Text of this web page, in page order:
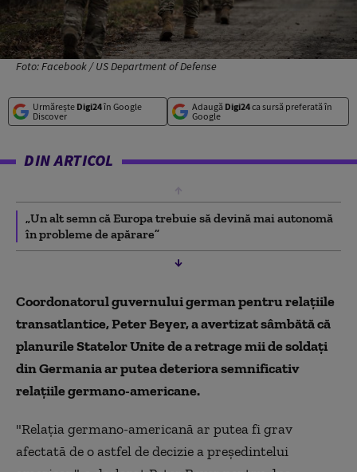
Foto: Facebook / US Department of Defense
Urmărește Digi24în Google
Discover
Adaugă Digi24ca sursă preferată în
Google
DIN ARTICOL
„Un alt semn că Europa trebuie să devină mai autonomă
în probleme de apărare”
Coordonatorul guvernului german pentru relaţiile
transatlantice, Peter Beyer, a avertizat sâmbătă că
planurile Statelor Unite de a retrage mii de soldaţi
din Germania ar putea deteriora semnificativ
relaţiile germano-americane.
"Relaţia germano-americană ar putea fi grav
afectată de o astfel de decizie a preşedintelui